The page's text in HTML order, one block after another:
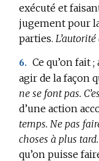
exécuté et
jugement pour
parties.
6. Ce qu’on fait
agir de la façon
ne se font pas.
d’une action
temps. Ne pas
choses à plus tard.
qu’on puisse